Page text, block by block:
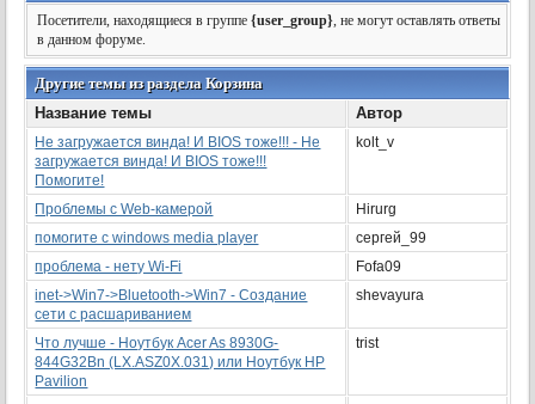
Посетители, находящиеся в группе{user_group}, не могут оставлять ответы
в данном форуме.
Другие темы из раздела Корзина
Название темы
Автор
Не загружается винда! И BIOS тоже!!! - Не
загружается винда! И BIOS тоже!!!
Помогите!
kolt_v
Проблемы с Web-камерой
Hirurg
помогите с windows media player
сергей_99
проблема - нету Wi-Fi
Fofa09
inet->Win7->Bluetooth->Win7 - Создание
сети с расшариванием
shevayura
Что лучше - Ноутбук Acer As 8930G-
844G32Bn (LX.ASZ0X.031) или Ноутбук HP
Pavilion
trist